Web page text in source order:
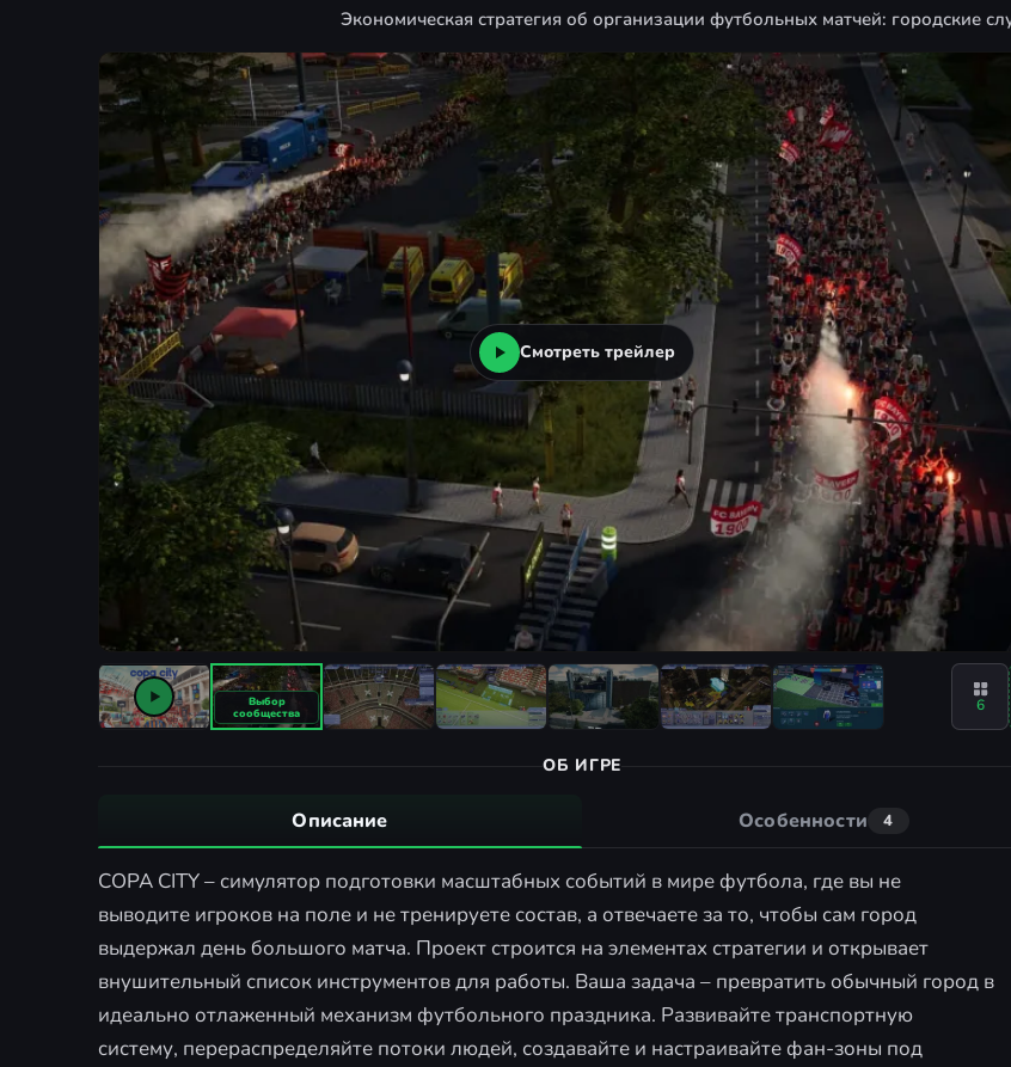
Экономическая стратегия об организации футбольных матчей: городские
Смотреть трейлер
6
ОБ ИГРЕ
Описание Особенности 4
COPA CITY – симулятор подготовки масштабных событий в мире футбола, где вы не
выводите игроков на поле и не тренируете состав, а отвечаете за то, чтобы сам город
выдержал день большого матча. Проект строится на элементах стратегии и открывает
внушительный список инструментов для работы. Ваша задача – превратить обычный город в
идеально отлаженный механизм футбольного праздника. Развивайте транспортную
систему, перераспределяйте потоки людей, создавайте и настраивайте фан-зоны под